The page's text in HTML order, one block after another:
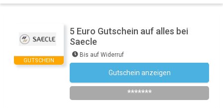
GUTSCHEIN
5 Euro Gutschein auf alles bei
Saecle
Bis auf Widerruf
Gutschein anzeigen
*******